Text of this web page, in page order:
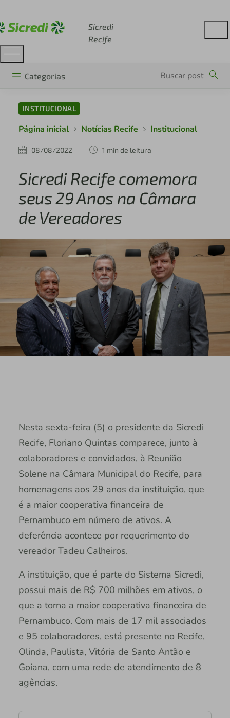
Sicredi
Recife
Categorias
INSTITUCIONAL
Página inicial Notícias Recife Institucional
08/08/2022 1 min de leitura
Sicredi Recife comemora
seus 29 Anos na Câmara
de Vereadores
Nesta sexta-feira (5) o presidente da Sicredi
Recife, Floriano Quintas comparece, junto à
colaboradores e convidados, à Reunião
Solene na Câmara Municipal do Recife, para
homenagens aos 29 anos da instituição, que
é a maior cooperativa financeira de
Pernambuco em número de ativos. A
deferência acontece por requerimento do
vereador Tadeu Calheiros.
A instituição, que é parte do Sistema Sicredi,
possui mais de R$ 700 milhões em ativos, o
que a torna a maior cooperativa financeira de
Pernambuco. Com mais de 17 mil associados
e 95 colaboradores, está presente no Recife,
Olinda, Paulista, Vitória de Santo Antão e
Goiana, com uma rede de atendimento de 8
agências.